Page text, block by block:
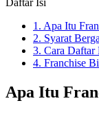
1. Apa Itu
2. Syarat
3. Cara Daftar
4. Franchise
Apa Itu